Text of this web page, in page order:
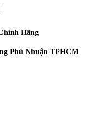
Hãng
Phú Nhuận TPHCM